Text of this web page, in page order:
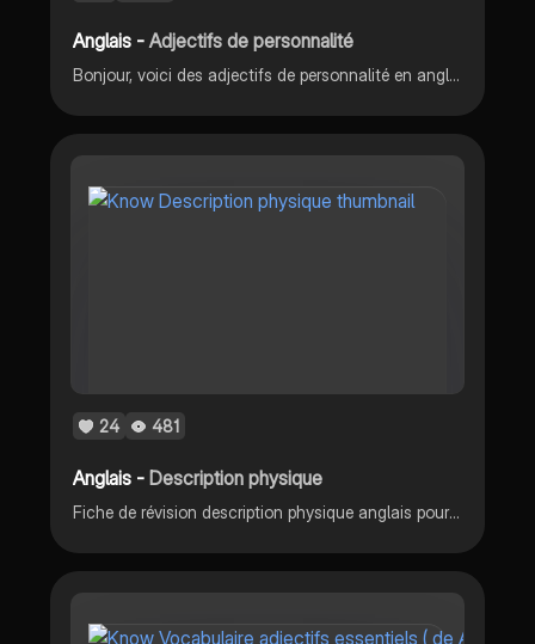
Anglais -Adjectifs de personnalité
Bonjour, voici des adjectifs de personnalité en anglais. Bonnes révisions.
24 481
Anglais -Description physique
Fiche de révision description physique anglais pour 6ème et 5ème